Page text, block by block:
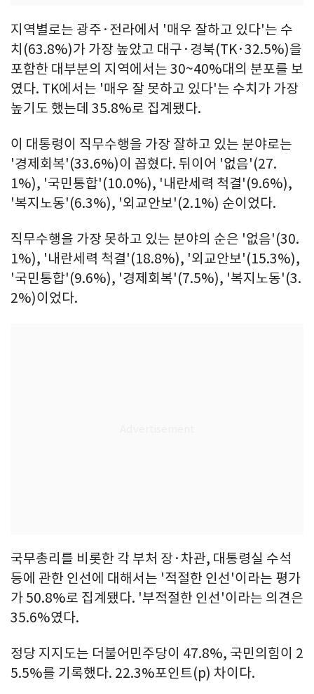
지역별로는 광주·전라에서 '매우 잘하고 있다'는 수
치(63.8%)가 가장 높았고 대구·경북(TK·32.5%)을
포함한 대부분의 지역에서는 30~40%대의 분포를 보
였다. TK에서는 '매우 잘 못하고 있다'는 수치가 가장
높기도 했는데 35.8%로 집계됐다.
이 대통령이 직무수행을 가장 잘하고 있는 분야로는
'경제회복'(33.6%)이 꼽혔다. 뒤이어 '없음'(27.
1%), '국민통합'(10.0%), '내란세력 척결'(9.6%),
'복지노동'(6.3%), '외교안보'(2.1%) 순이었다.
직무수행을 가장 못하고 있는 분야의 순은 '없음'(30.
1%), '내란세력 척결'(18.8%), '외교안보'(15.3%),
'국민통합'(9.6%), '경제회복'(7.5%), '복지노동'(3.
2%)이었다.
국무총리를 비롯한 각 부처 장·차관, 대통령실 수석
등에 관한 인선에 대해서는 '적절한 인선'이라는 평가
가 50.8%로 집계됐다. '부적절한 인선'이라는 의견은
35.6%였다.
정당 지지도는 더불어민주당이 47.8%, 국민의힘이 2
5.5%를 기록했다. 22.3%포인트(p) 차이다.